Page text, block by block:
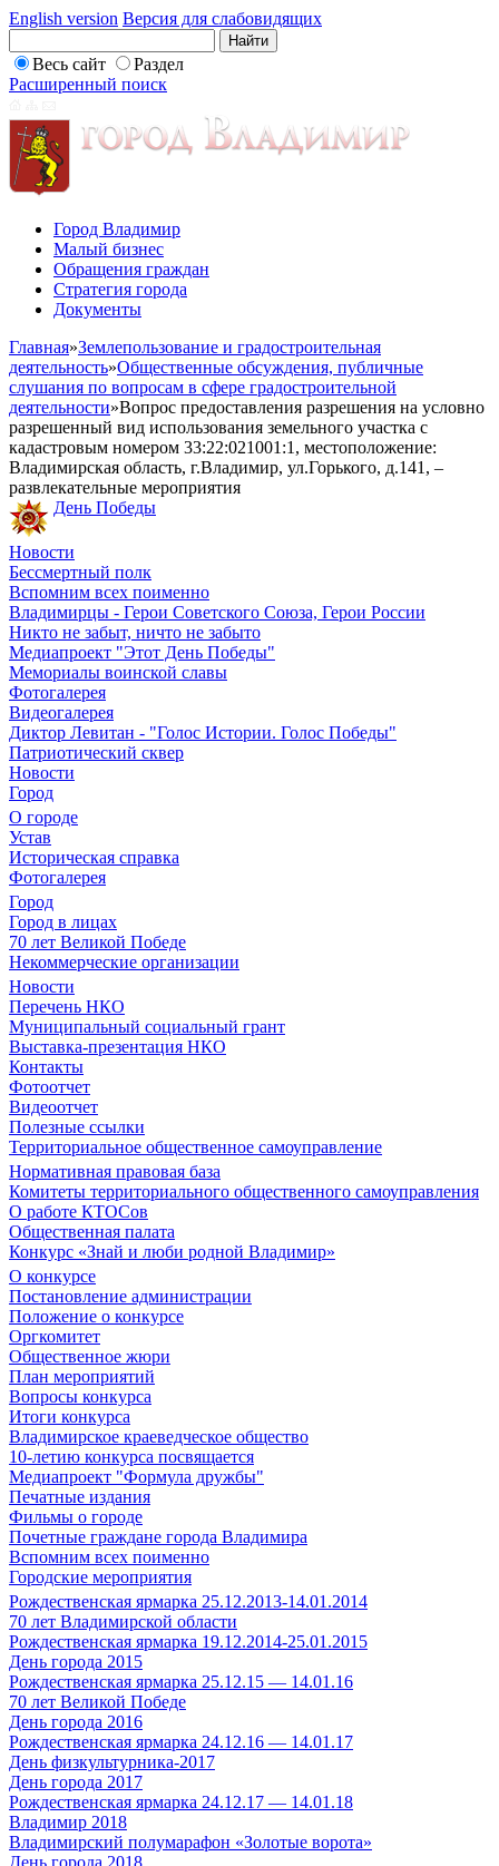
English version Версия для слабовидящих
Весь сайт
Раздел
Расширенный поиск
Город Владимир
Малый бизнес
Обращения граждан
Стратегия города
Документы
Главная»Землепользование и градостроительная
деятельность»Общественные обсуждения, публичные
слушания по вопросам в сфере градостроительной
деятельности»Вопрос предоставления разрешения на условно
разрешенный вид использования земельного участка с
кадастровым номером 33:22:021001:1, местоположение:
Владимирская область, г.Владимир, ул.Горького, д.141, –
развлекательные мероприятия
День Победы
Новости
Бессмертный полк
Вспомним всех поименно
Владимирцы - Герои Советского Союза, Герои России
Никто не забыт, ничто не забыто
Медиапроект "Этот День Победы"
Мемориалы воинской славы
Фотогалерея
Видеогалерея
Диктор Левитан - "Голос Истории. Голос Победы"
Патриотический сквер
Новости
Город
О городе
Устав
Историческая справка
Фотогалерея
Город
Город в лицах
70 лет Великой Победе
Некоммерческие организации
Новости
Перечень НКО
Муниципальный социальный грант
Выставка-презентация НКО
Контакты
Фотоотчет
Видеоотчет
Полезные ссылки
Территориальное общественное самоуправление
Нормативная правовая база
Комитеты территориального общественного самоуправления
О работе КТОСов
Общественная палата
Конкурс «Знай и люби родной Владимир»
О конкурсе
Постановление администрации
Положение о конкурсе
Оргкомитет
Общественное жюри
План мероприятий
Вопросы конкурса
Итоги конкурса
Владимирское краеведческое общество
10-летию конкурса посвящается
Медиапроект "Формула дружбы"
Печатные издания
Фильмы о городе
Почетные граждане города Владимира
Вспомним всех поименно
Городские мероприятия
Рождественская ярмарка 25.12.2013-14.01.2014
70 лет Владимирской области
Рождественская ярмарка 19.12.2014-25.01.2015
День города 2015
Рождественская ярмарка 25.12.15 — 14.01.16
70 лет Великой Победе
День города 2016
Рождественская ярмарка 24.12.16 — 14.01.17
День физкультурника-2017
День города 2017
Рождественская ярмарка 24.12.17 — 14.01.18
Владимир 2018
Владимирский полумарафон «Золотые ворота»
День города 2018